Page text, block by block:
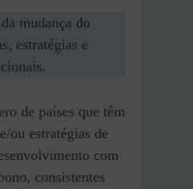
mudança do
estratégias e
de países que têm
ou estratégias de
com
consistentes